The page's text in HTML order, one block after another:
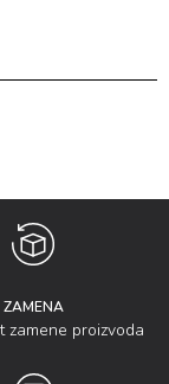
ZAMENA
zamene proizvoda